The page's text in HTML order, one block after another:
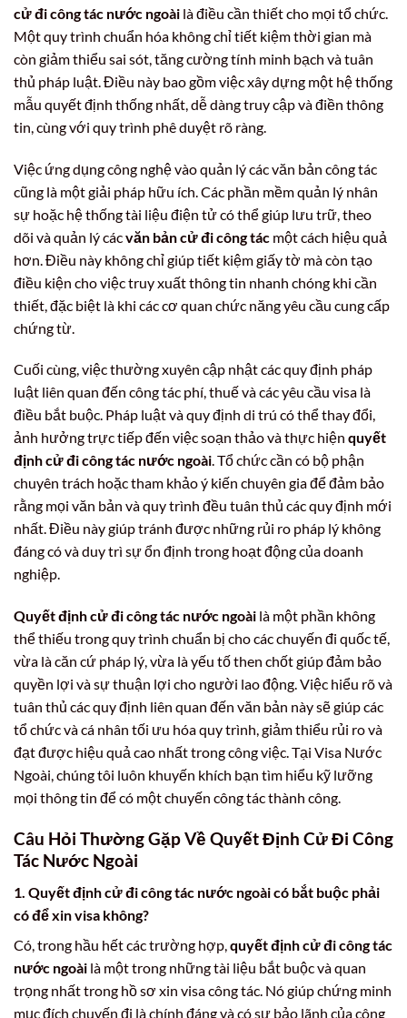
cử đi công tác nước ngoài là điều cần thiết cho mọi tổ chức.
Một quy trình chuẩn hóa không chỉ tiết kiệm thời gian mà
còn giảm thiểu sai sót, tăng cường tính minh bạch và tuân
thủ pháp luật. Điều này bao gồm việc xây dựng một hệ thống
mẫu quyết định thống nhất, dễ dàng truy cập và điền thông
tin, cùng với quy trình phê duyệt rõ ràng.
Việc ứng dụng công nghệ vào quản lý các văn bản công tác
cũng là một giải pháp hữu ích. Các phần mềm quản lý nhân
sự hoặc hệ thống tài liệu điện tử có thể giúp lưu trữ, theo
dõi và quản lý cácvăn bản cử đi công tác một cách hiệu quả
hơn. Điều này không chỉ giúp tiết kiệm giấy tờ mà còn tạo
điều kiện cho việc truy xuất thông tin nhanh chóng khi cần
thiết, đặc biệt là khi các cơ quan chức năng yêu cầu cung cấp
chứng từ.
Cuối cùng, việc thường xuyên cập nhật các quy định pháp
luật liên quan đến công tác phí, thuế và các yêu cầu visa là
điều bắt buộc. Pháp luật và quy định di trú có thể thay đổi,
ảnh hưởng trực tiếp đến việc soạn thảo và thực hiện quyết
định cử đi công tác nước ngoài. Tổ chức cần có bộ phận
chuyên trách hoặc tham khảo ý kiến chuyên gia để đảm bảo
rằng mọi văn bản và quy trình đều tuân thủ các quy định mới
nhất. Điều này giúp tránh được những rủi ro pháp lý không
đáng có và duy trì sự ổn định trong hoạt động của doanh
nghiệp.
Quyết định cử đi công tác nước ngoài là một phần không
thể thiếu trong quy trình chuẩn bị cho các chuyến đi quốc tế,
vừa là căn cứ pháp lý, vừa là yếu tố then chốt giúp đảm bảo
quyền lợi và sự thuận lợi cho người lao động. Việc hiểu rõ và
tuân thủ các quy định liên quan đến văn bản này sẽ giúp các
tổ chức và cá nhân tối ưu hóa quy trình, giảm thiểu rủi ro và
đạt được hiệu quả cao nhất trong công việc. Tại Visa Nước
Ngoài, chúng tôi luôn khuyến khích bạn tìm hiểu kỹ lưỡng
mọi thông tin để có một chuyến công tác thành công.
Câu Hỏi Thường Gặp Về Quyết Định Cử Đi Công
Tác Nước Ngoài
1. Quyết định cử đi công tác nước ngoàicó bắt buộc phải
có để xin visa không?
Có, trong hầu hết các trường hợp, quyết định cử đi công tác
nước ngoài là một trong những tài liệu bắt buộc và quan
trọng nhất trong hồ sơ xin visa công tác. Nó giúp chứng minh
mục đích chuyến đi là chính đáng và có sự bảo lãnh của công